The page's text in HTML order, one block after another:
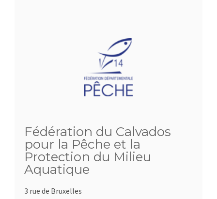
Fédération du Calvados
pour la Pêche et la
Protection du Milieu
Aquatique
3 rue de Bruxelles